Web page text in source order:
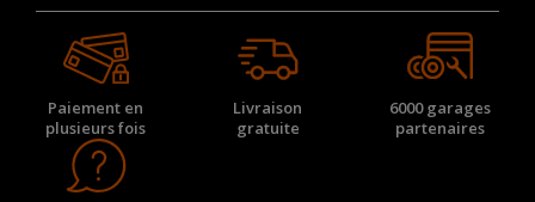
Paiement en
plusieurs fois
Livraison
gratuite
6000 garages
partenaires